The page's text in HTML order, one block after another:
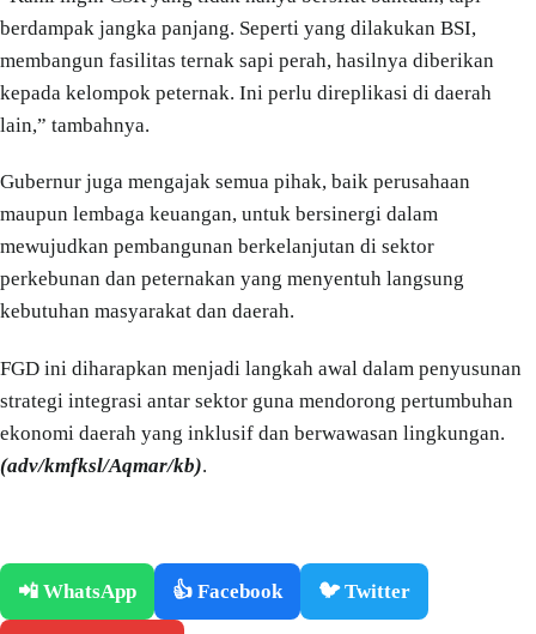
berdampak jangka panjang. Seperti yang dilakukan BSI,
membangun fasilitas ternak sapi perah, hasilnya diberikan
kepada kelompok peternak. Ini perlu direplikasi di daerah
lain,” tambahnya.
Gubernur juga mengajak semua pihak, baik perusahaan
maupun lembaga keuangan, untuk bersinergi dalam
mewujudkan pembangunan berkelanjutan di sektor
perkebunan dan peternakan yang menyentuh langsung
kebutuhan masyarakat dan daerah.
FGD ini diharapkan menjadi langkah awal dalam penyusunan
strategi integrasi antar sektor guna mendorong pertumbuhan
ekonomi daerah yang inklusif dan berwawasan lingkungan.
(adv/kmfksl/Aqmar/kb).
📲 WhatsApp 👍 Facebook 🐦 Twitter